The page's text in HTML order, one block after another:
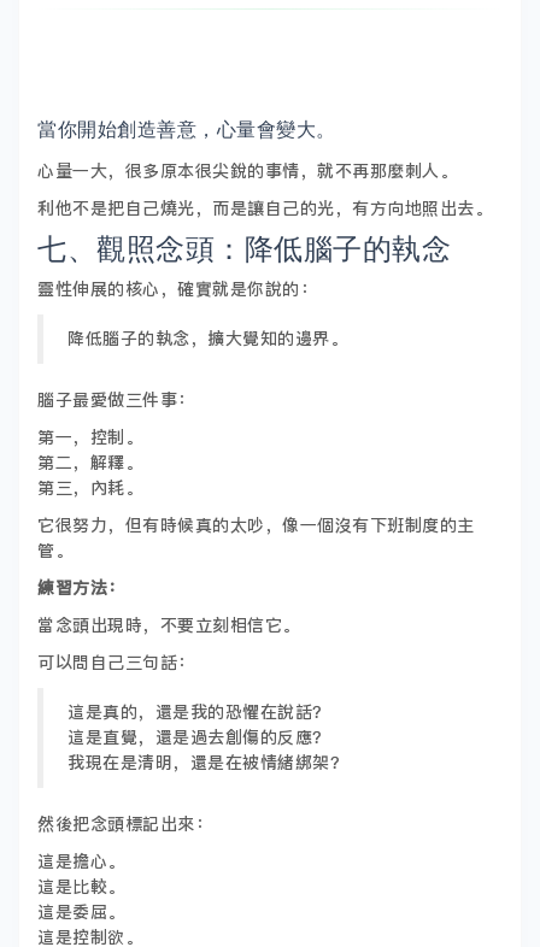
當你開始創造善意，心量會變大。
心量一大，很多原本很尖銳的事情，就不再那麼刺人。
利他不是把自己燒光，而是讓自己的光，有方向地照出去。
七、觀照念頭：降低腦子的執念
靈性伸展的核心，確實就是你說的：
降低腦子的執念，擴大覺知的邊界。
腦子最愛做三件事：
第一，控制。
第二，解釋。
第三，內耗。
它很努力，但有時候真的太吵，像一個沒有下班制度的主
管。
練習方法：
當念頭出現時，不要立刻相信它。
可以問自己三句話：
這是真的，還是我的恐懼在說話？
這是直覺，還是過去創傷的反應？
我現在是清明，還是在被情緒綁架？
然後把念頭標記出來：
這是擔心。
這是比較。
這是委屈。
這是控制欲。